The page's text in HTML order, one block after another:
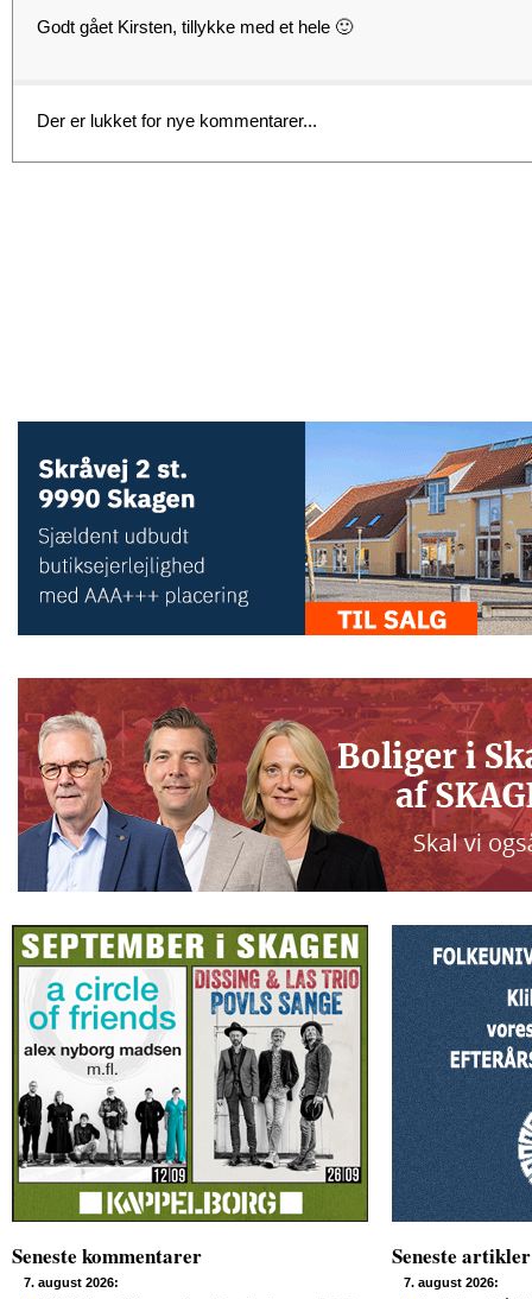
Godt gået Kirsten, tillykke med et hele 🙂
Der er lukket for nye kommentarer...
Seneste kommentarer
7. august 2026:
Seneste artikler
7. august 2026: